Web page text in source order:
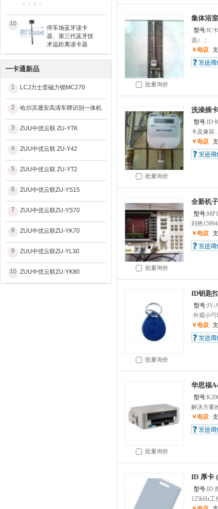
10
停车场蓝牙读卡
器、第三代蓝牙技
术远距离读卡器
一卡通新品
1 LCJ力士坚磁力锁MC270
2 哈尔滨晟安高清车牌识别一体机
3 ZUU中优云联 ZU-YTK
4 ZUU中优云联 ZU-Y42
5 ZUU中优云联 ZU-YT2
6 ZUU中优云联ZU-YS15
7 ZUU中优云联ZU-YS70
8 ZUU中优云联ZU-YK70
9 ZUU中优云联ZU-YL30
10 ZUU中优云联ZU-YK80
批量询价
集体浴
型号:IC卡
选）；
￥电议
批量询价
洗澡插
型号:ID
卡及兼容
￥电议
批量询价
全新机
型号:
刘艳
￥电议
批量询价
ID钥匙
型号:JV-
·外观小巧
￥电议
批量询价
华思福
型号:
解决方案
￥电议
ID 厚卡
型号:ID
125kHz工